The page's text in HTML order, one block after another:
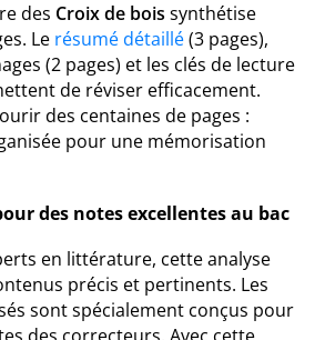
des Croix de bois synthétise
Le résumé détaillé(3 pages),
(2 pages) et les clés de lecture
de réviser efficacement.
des centaines de pages :
pour une mémorisation
des notes excellentes au bac
en littérature, cette analyse
précis et pertinents. Les
sont spécialement conçus pour